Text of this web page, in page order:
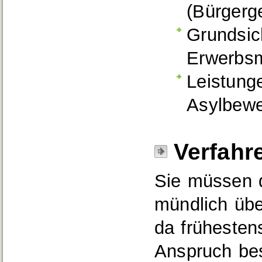
Sie müssen
mündlich
da
Anspruch